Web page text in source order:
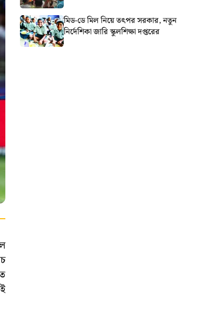
মিড-ডে মিল নিয়ে তৎপর সরকার, নতুন
নির্দেশিকা জারি স্কুলশিক্ষা দপ্তরের